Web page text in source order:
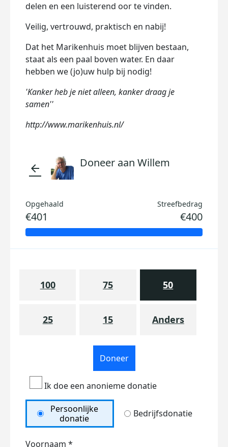
delen en een luisterend oor te vinden.
Veilig, vertrouwd, praktisch en nabij!
Dat het Marikenhuis moet blijven bestaan,
staat als een paal boven water. En daar
hebben we (jo)uw hulp bij nodig!
'Kanker heb je niet alleen, kanker draag je
samen''
http://www.marikenhuis.nl/
arrow_back Doneer aan Willem
Opgehaald
€401
Streefbedrag
€400
100 75 50
25 15 Anders
Doneer
Ik doe een anonieme donatie
Persoonlijke
donatie
Bedrijfsdonatie
Voornaam *